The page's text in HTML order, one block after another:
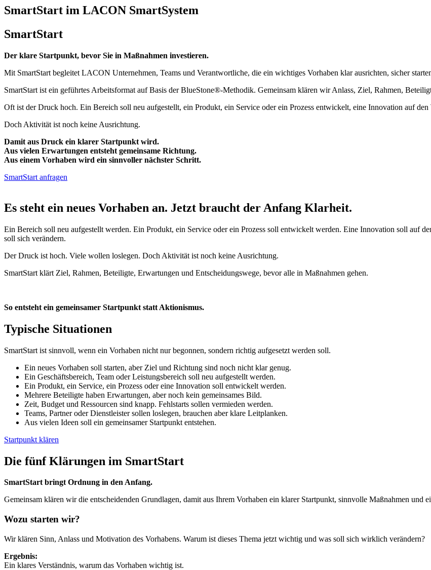
SmartStart im LACON SmartSystem
SmartStart
Der klare Startpunkt, bevor Sie in Maßnahmen investieren.
Mit SmartStart begleitet LACON Unternehmen, Teams und Verantwortliche, die ein wichtiges Vorhaben klar ausrichten, sicher
SmartStart ist ein geführtes Arbeitsformat auf Basis der BlueStone®-Methodik. Gemeinsam klären wir Anlass, Ziel, Rahmen,
Oft ist der Druck hoch. Ein Bereich soll neu aufgestellt, ein Produkt, ein Service oder ein Prozess entwickelt, eine Innovation auf den
Doch Aktivität ist noch keine Ausrichtung.
Damit aus Druck ein klarer Startpunkt wird.
Aus vielen Erwartungen entsteht gemeinsame Richtung.
Aus einem Vorhaben wird ein sinnvoller nächster Schritt.
SmartStart anfragen
Es steht ein neues Vorhaben an. Jetzt braucht der Anfang Klarheit.
Ein Bereich soll neu aufgestellt werden. Ein Produkt, ein Service oder ein Prozess soll entwickelt werden. Eine Innovation soll auf
soll sich verändern.
Der Druck ist hoch. Viele wollen loslegen. Doch Aktivität ist noch keine Ausrichtung.
SmartStart klärt Ziel, Rahmen, Beteiligte, Erwartungen und Entscheidungswege, bevor alle in Maßnahmen gehen.
So entsteht ein gemeinsamer Startpunkt statt Aktionismus.
Typische Situationen
SmartStart ist sinnvoll, wenn ein Vorhaben nicht nur begonnen, sondern richtig aufgesetzt werden soll.
Ein neues Vorhaben soll starten, aber Ziel und Richtung sind noch nicht klar genug.
Ein Geschäftsbereich, Team oder Leistungsbereich soll neu aufgestellt werden.
Ein Produkt, ein Service, ein Prozess oder eine Innovation soll entwickelt werden.
Mehrere Beteiligte haben Erwartungen, aber noch kein gemeinsames Bild.
Zeit, Budget und Ressourcen sind knapp. Fehlstarts sollen vermieden werden.
Teams, Partner oder Dienstleister sollen loslegen, brauchen aber klare Leitplanken.
Aus vielen Ideen soll ein gemeinsamer Startpunkt entstehen.
Startpunkt klären
Die fünf Klärungen im SmartStart
SmartStart bringt Ordnung in den Anfang.
Gemeinsam klären wir die entscheidenden Grundlagen, damit aus Ihrem Vorhaben ein klarer Startpunkt, sinnvolle Maßnahmen und
Wozu starten wir?
Wir klären Sinn, Anlass und Motivation des Vorhabens. Warum ist dieses Thema jetzt wichtig und was soll sich wirklich verändern?
Ergebnis:
Ein klares Verständnis, warum das Vorhaben wichtig ist.